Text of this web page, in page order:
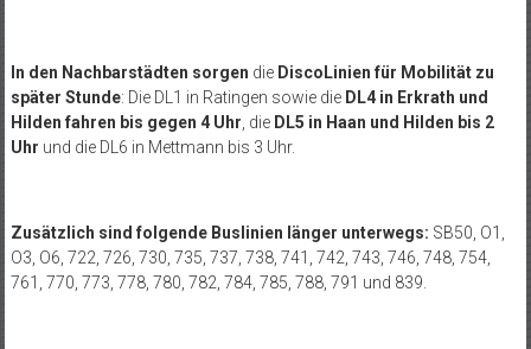
In den Nachbarstädten sorgen die DiscoLinien für Mobilität zu
später Stunde: Die DL1 in Ratingen sowie die DL4 in Erkrath und
Hilden fahren bis gegen 4 Uhr , die DL5 in Haan und Hilden bis 2
Uhr und die DL6 in Mettmann bis 3 Uhr.
Zusätzlich sind folgende Buslinien länger unterwegs: SB50, O1,
O3, O6, 722, 726, 730, 735, 737, 738, 741, 742, 743, 746, 748, 754,
761, 770, 773, 778, 780, 782, 784, 785, 788, 791 und 839.